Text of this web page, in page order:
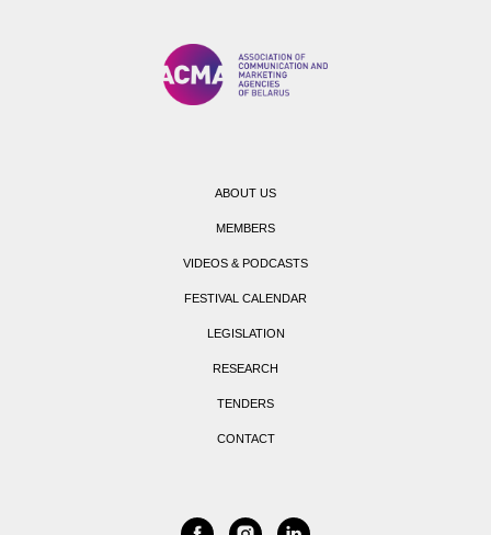
ABOUT US
MEMBERS
VIDEOS & PODCASTS
FESTIVAL CALENDAR
LEGISLATION
RESEARCH
TENDERS
CONTACT